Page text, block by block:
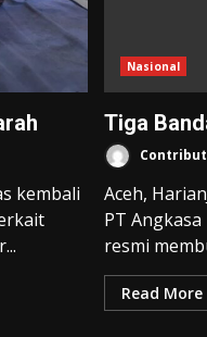
kembali
Nasional
Tiga
Aceh,
PT
resmi
Read More